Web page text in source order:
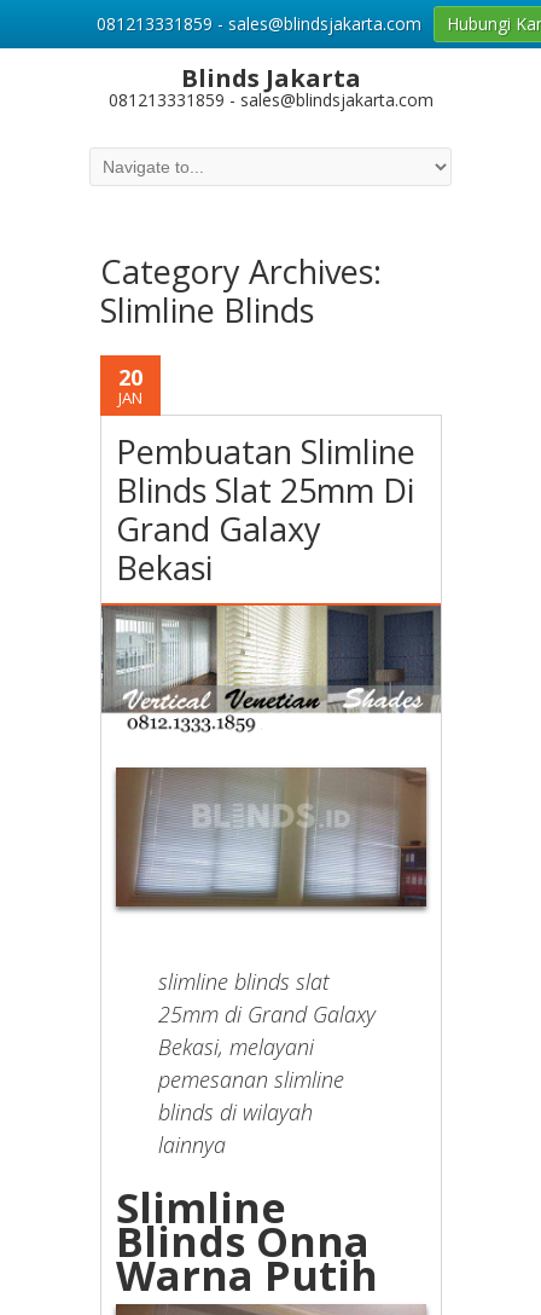
Blinds Jakarta
081213331859 - sales@blindsjakarta.com
Category Archives:
Slimline Blinds
20
JAN
Pembuatan Slimline
Blinds Slat 25mm Di
Grand Galaxy
Bekasi
slimline blinds slat
25mm di Grand Galaxy
Bekasi, melayani
pemesanan slimline
blinds di wilayah
lainnya
Slimline
Blinds Onna
Warna Putih
081213331859 - sales@blindsjakarta.com Hubungi